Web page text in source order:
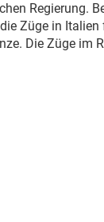
Regierung.
Züge in
Die Züge im